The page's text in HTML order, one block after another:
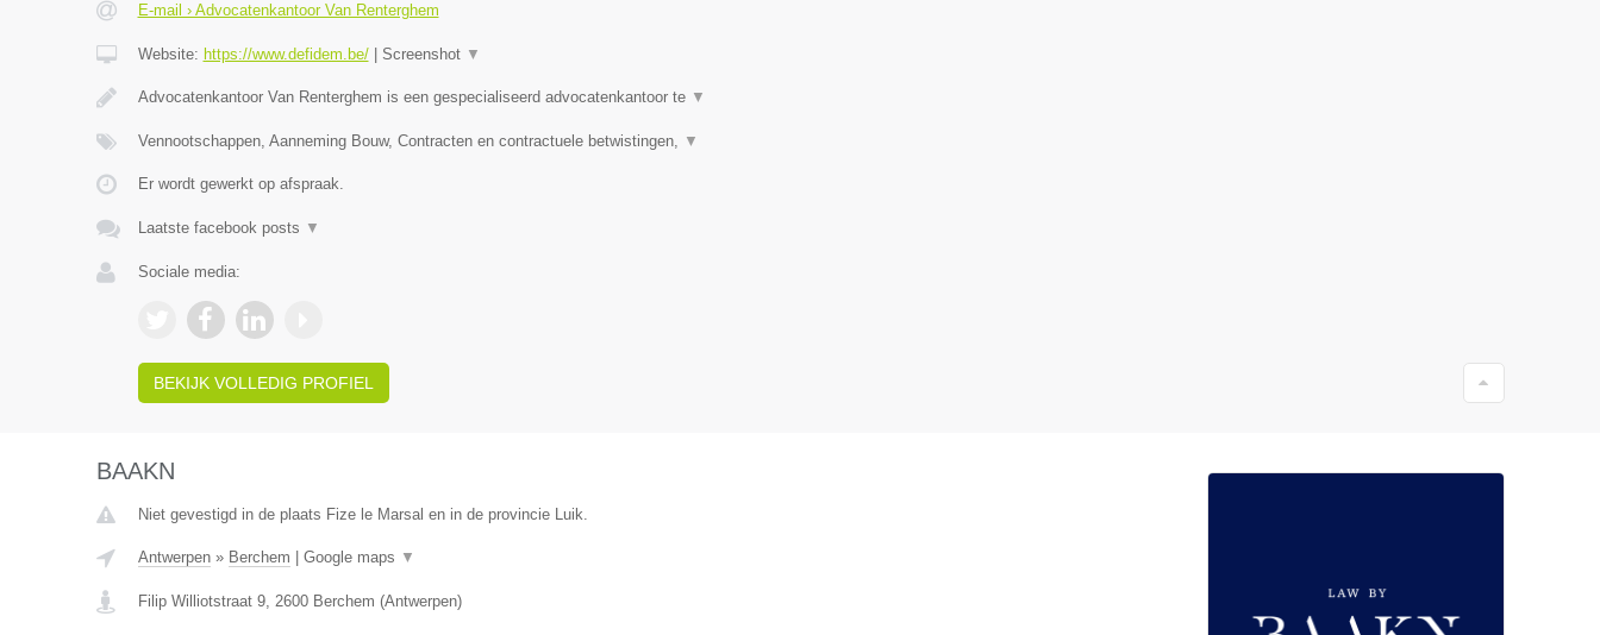
E-mail › Advocatenkantoor Van Renterghem
Website: https://www.defidem.be/| Screenshot ▼
Advocatenkantoor Van Renterghem is een gespecialiseerd advocatenkantoor te ▼
Vennootschappen, Aanneming Bouw, Contracten en contractuele betwistingen, ▼
Er wordt gewerkt op afspraak.
Laatste facebook posts ▼
Sociale media:
BEKIJK VOLLEDIG PROFIEL
BAAKN
Niet gevestigd in de plaats Fize le Marsal en in de provincie Luik.
Antwerpen» Berchem Google maps ▼
Filip Williotstraat 9, 2600 Berchem (Antwerpen)